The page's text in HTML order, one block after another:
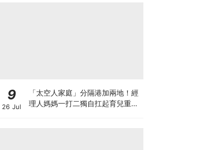
9
26 Jul
「太空人家庭」分隔港加兩地！經
理人媽媽一打二獨自扛起育兒重